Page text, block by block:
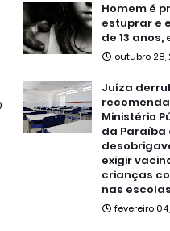
Homem é
estuprar e
de 13 anos,
outubro 28,
Juíza
Ministério
da Paraíba
exigir
crianças
nas escolas
fevereiro